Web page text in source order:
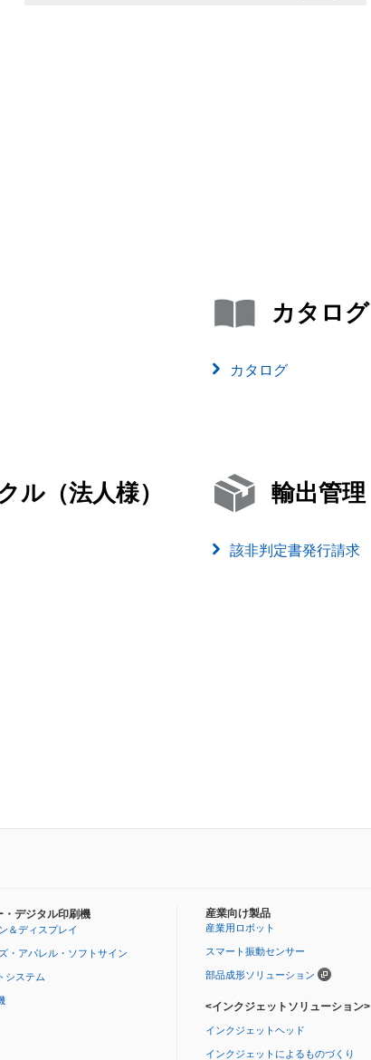
カタログ
カタログ
ル（法人様） 輸出管理
該非判定書発行請求
・デジタル印刷機
＆ディスプレイ
・アパレル・ソフトサイン
システム
産業向け製品
産業用ロボット
スマート振動センサー
部品成形ソリューション
<インクジェットソリューション>
インクジェットヘッド
インクジェットによるものづくり